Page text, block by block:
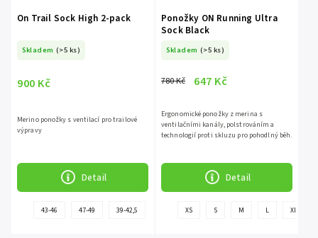
On Trail Sock High 2-pack
Skladem (>5 ks)
900 Kč
Detail
Merino ponožky s ventilací pro trailové
výpravy
43-46 47-49 39-42,5
Ponožky ON Running Ultra
Sock Black
Skladem (>5 ks)
780 Kč 647 Kč
Detail
Ergonomické ponožky z merina s
ventilačními kanály, polstrováním a
technologií proti skluzu pro pohodlný běh.
XS S M L XL